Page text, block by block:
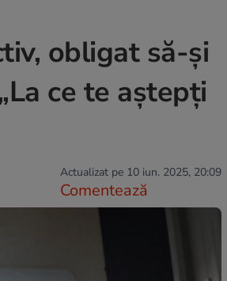
obligat să-și
ce te aștepți
Actualizat pe 10 iun. 2025, 20:09
Comentează